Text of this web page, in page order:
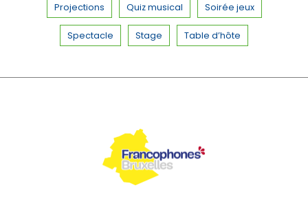
Projections Quiz musical Soirée jeux
Spectacle Stage Table d’hôte